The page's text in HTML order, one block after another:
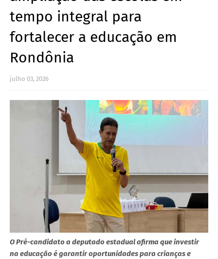
tempo integral para
fortalecer a educação em
Rondônia
julho 03, 2026
O Pré-candidato a deputado estadual afirma que investir
na educação é garantir oportunidades para crianças e